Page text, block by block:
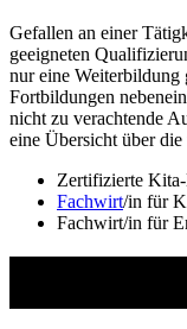
Gefallen an einer
geeigneten
nur eine Weiterbildung
Fortbildungen
nicht zu verachtende
eine Übersicht über
Zertifizierte
Fachwirt/in für
Fachwirt/in für